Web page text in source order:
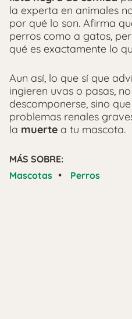
la experta en animales
por qué lo son. Afirma
perros como a gatos,
qué es exactamente lo
Aun así, lo que sí que
ingieren uvas o pasas,
descomponerse, sino
problemas renales
la muerte a tu mascota.
MÁS SOBRE:
Mascotas • Perros